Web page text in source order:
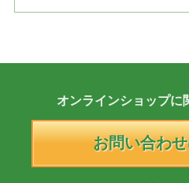
オンラインショップに
お問い合わ